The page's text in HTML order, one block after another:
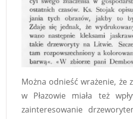
Można odnieść wrażenie, że
w Płazowie miała też
zainteresowanie